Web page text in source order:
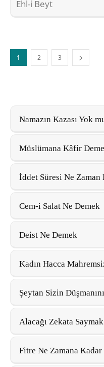
Ehl-i Beyt
1 2 3
Namazın Kazası Yok
Müslümana Kâfir
İddet Süresi Ne Zaman
Cem-i Salat Ne Demek
Deist Ne Demek
Kadın Hacca
Şeytan Sizin
Alacağı Zekata
Fitre Ne Zamana